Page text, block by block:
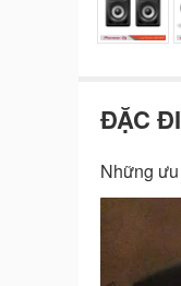
ĐẶC
Những